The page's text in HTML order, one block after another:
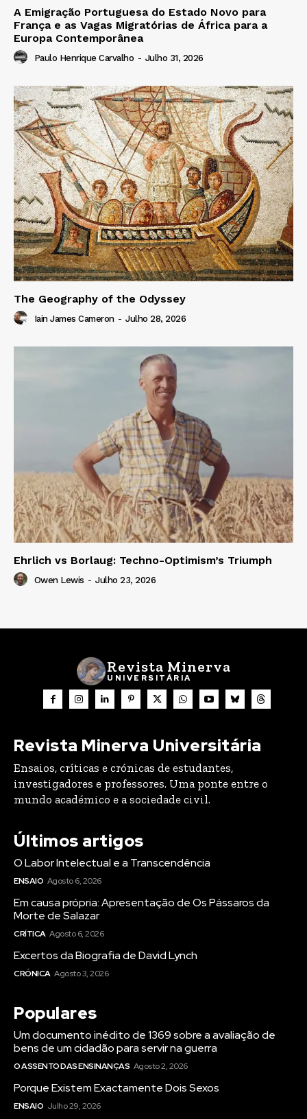
A Emigração Portuguesa do Estado Novo para
França e as Vagas Migratórias de África para a
Europa Contemporânea
Paulo Henrique Carvalho - Julho 31, 2026
The Geography of the Odyssey
Iain James Cameron - Julho 28, 2026
Ehrlich vs Borlaug: Techno-Optimism’s Triumph
Owen Lewis - Julho 23, 2026
Revista Minerva
UNIVERSITÁRIA
Revista Minerva Universitária
Ensaios, críticas e crónicas de estudantes,
investigadores e professores. Uma ponte entre o
mundo académico e a sociedade civil.
Últimos artigos
O Labor Intelectual e a Transcendência
ENSAIO Agosto 6, 2026
Em causa própria: Apresentação de Os Pássaros da
Morte de Salazar
CRÍTICA Agosto 6, 2026
Excertos da Biografia de David Lynch
CRÓNICA Agosto 3, 2026
Populares
Um documento inédito de 1369 sobre a avaliação de
bens de um cidadão para servir na guerra
O ASSENTO DAS ENSINANÇAS Agosto 2, 2026
Porque Existem Exactamente Dois Sexos
ENSAIO Julho 29, 2026